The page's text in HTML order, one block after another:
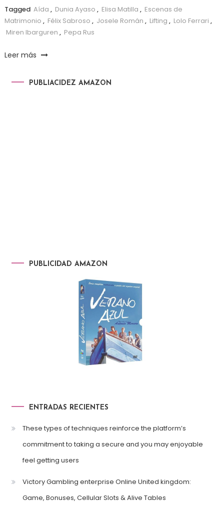
Tagged Aída , Dunia Ayaso , Elisa Matilla , Escenas de
Matrimonio , Félix Sabroso , Josele Román , Lifting , Lolo Ferrari ,
Miren Ibarguren , Pepa Rus
Leer más
PUBLIACIDEZ AMAZON
PUBLICIDAD AMAZON
ENTRADAS RECIENTES
These types of techniques reinforce the platform’s
commitment to taking a secure and you may enjoyable
feel getting users
Victory Gambling enterprise Online United kingdom:
Game, Bonuses, Cellular Slots & Alive Tables